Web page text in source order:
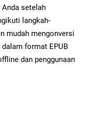
Anda setelah
langkah-
mudah mengonversi
format EPUB
dan penggunaan